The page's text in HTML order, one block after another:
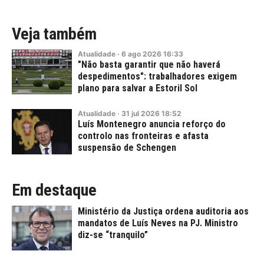
Veja também
Atualidade · 6 ago 2026 16:33
"Não basta garantir que não haverá
despedimentos": trabalhadores exigem
plano para salvar a Estoril Sol
Atualidade · 31 jul 2026 18:52
Luís Montenegro anuncia reforço do
controlo nas fronteiras e afasta
suspensão de Schengen
Em destaque
Ministério da Justiça ordena auditoria aos
mandatos de Luís Neves na PJ. Ministro
diz-se “tranquilo”